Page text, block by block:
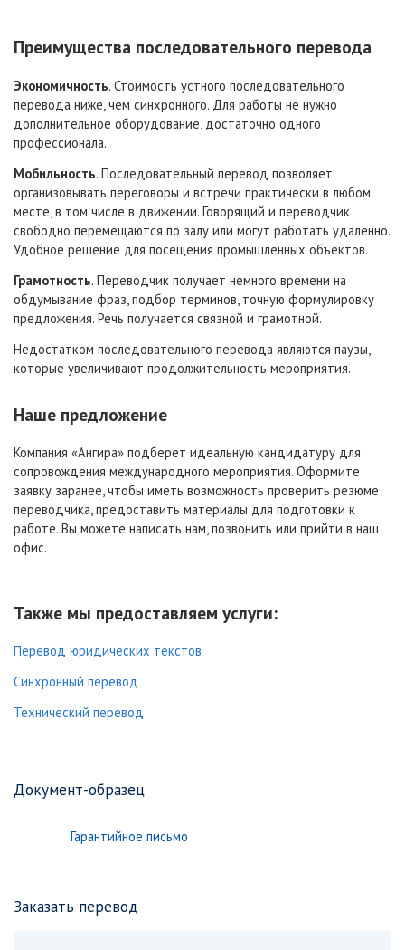
Преимущества последовательного перевода
Экономичность. Стоимость устного последовательного
перевода ниже, чем синхронного. Для работы не нужно
дополнительное оборудование, достаточно одного
профессионала.
Мобильность. Последовательный перевод позволяет
организовывать переговоры и встречи практически в любом
месте, в том числе в движении. Говорящий и переводчик
свободно перемещаются по залу или могут работать удаленно.
Удобное решение для посещения промышленных объектов.
Грамотность. Переводчик получает немного времени на
обдумывание фраз, подбор терминов, точную формулировку
предложения. Речь получается связной и грамотной.
Недостатком последовательного перевода являются паузы,
которые увеличивают продолжительность мероприятия.
Наше предложение
Компания «Ангира» подберет идеальную кандидатуру для
сопровождения международного мероприятия. Оформите
заявку заранее, чтобы иметь возможность проверить резюме
переводчика, предоставить материалы для подготовки к
работе. Вы можете написать нам, позвонить или прийти в наш
офис.
Также мы предоставляем услуги:
Перевод юридических текстов
Синхронный перевод
Технический перевод
Документ-образец
Гарантийное письмо
Заказать перевод